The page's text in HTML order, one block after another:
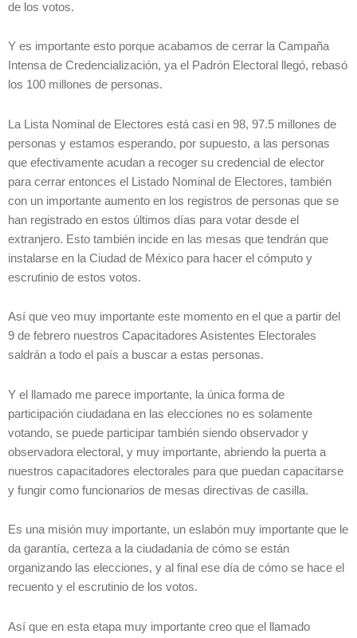
de los votos.
Y es importante esto porque acabamos de cerrar la Campaña
Intensa de Credencialización, ya el Padrón Electoral llegó, rebasó
los 100 millones de personas.
La Lista Nominal de Electores está casi en 98, 97.5 millones de
personas y estamos esperando, por supuesto, a las personas
que efectivamente acudan a recoger su credencial de elector
para cerrar entonces el Listado Nominal de Electores, también
con un importante aumento en los registros de personas que se
han registrado en estos últimos días para votar desde el
extranjero. Esto también incide en las mesas que tendrán que
instalarse en la Ciudad de México para hacer el cómputo y
escrutinio de estos votos.
Así que veo muy importante este momento en el que a partir del
9 de febrero nuestros Capacitadores Asistentes Electorales
saldrán a todo el país a buscar a estas personas.
Y el llamado me parece importante, la única forma de
participación ciudadana en las elecciones no es solamente
votando, se puede participar también siendo observador y
observadora electoral, y muy importante, abriendo la puerta a
nuestros capacitadores electorales para que puedan capacitarse
y fungir como funcionarios de mesas directivas de casilla.
Es una misión muy importante, un eslabón muy importante que le
da garantía, certeza a la ciudadanía de cómo se están
organizando las elecciones, y al final ese día de cómo se hace el
recuento y el escrutinio de los votos.
Así que en esta etapa muy importante creo que el llamado